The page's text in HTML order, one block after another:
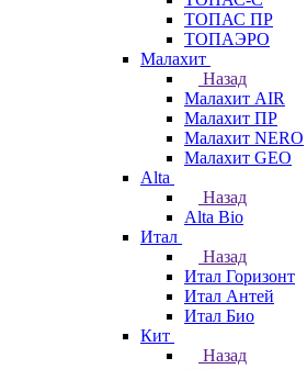
ТОПАС ПР
ТОПАЭРО
Малахит
Назад
Малахит AIR
Малахит ПР
Малахит NERO
Малахит GEO
Alta
Назад
Alta Bio
Итал
Назад
Итал Горизонт
Итал Антей
Итал Био
Кит
Назад